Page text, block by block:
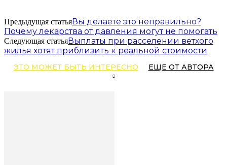
Предыдущая статьяВы делаете это неправильно?
Почему лекарства от давления могут не помогать
Следующая статьяВыплаты при расселении ветхого
жилья хотят приблизить к реальной стоимости
ЭТО МОЖЕТ БЫТЬ ИНТЕРЕСНО ЕЩЕ ОТ АВТОРА